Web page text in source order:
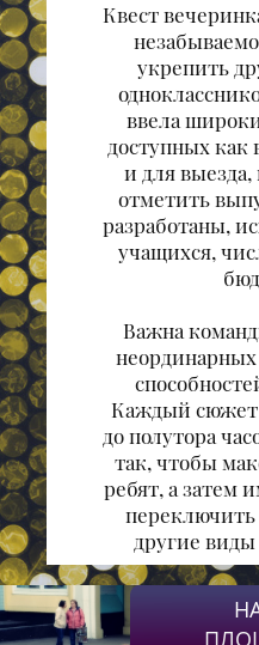
Квест
укрепить
ввела
доступных как
и для выезда,
отметить
разработаны,
учащихся,
Важна
Каждый сюжет
до полутора
так, чтобы
ребят, а затем
другие